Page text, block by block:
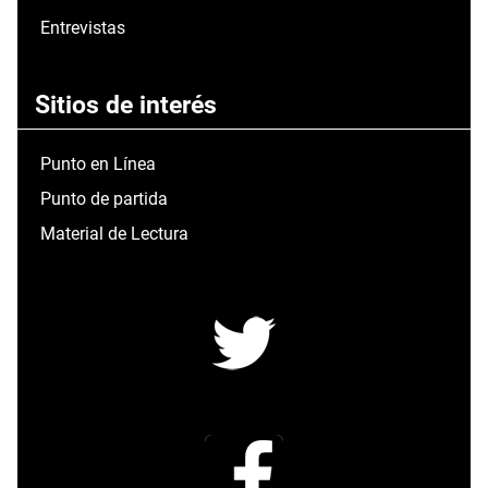
Entrevistas
Sitios de interés
Punto en Línea
Punto de partida
Material de Lectura